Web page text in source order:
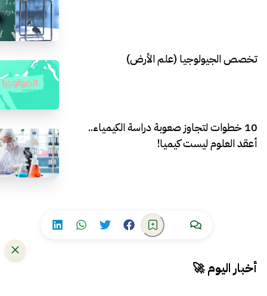
تخصص الجيولوجيا (علم الأرض)
10 خطوات لتجاوز صعوبة دراسة الكيمياء..
أعقد العلوم ليست كيميا!
أخبار اليوم 🚀